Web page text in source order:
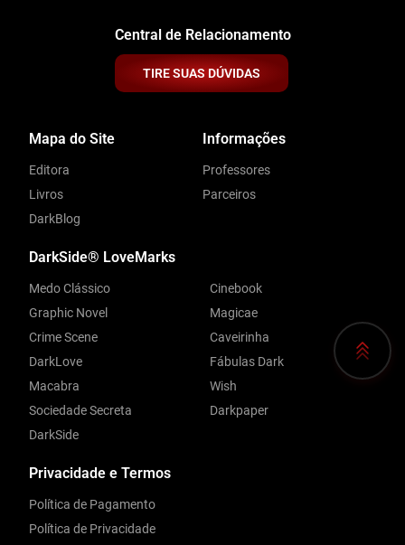
Central de Relacionamento
TIRE SUAS DÚVIDAS
Privacidade e Termos
Política de Pagamento
Política de Privacidade
Mapa do Site
Editora
Livros
DarkBlog
Informações
Professores
Parceiros
DarkSide® LoveMarks
Medo Clássico
Graphic Novel
Crime Scene
DarkLove
Macabra
Sociedade Secreta
DarkSide
Cinebook
Magicae
Caveirinha
Fábulas Dark
Wish
Darkpaper